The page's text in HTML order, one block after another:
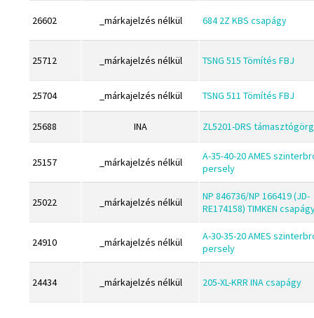
GLY
Goodyear
HCH
Hutchinson
IBC
INA
INT
KBS
KG
KML
EZO
FAG
FAG
FBJ
FK
FKL
Hutchinson
IBB
26602 _márkajelzés nélkül 684 2Z KBS csapágy
25712 _márkajelzés nélkül TSNG 515 Tömítés FBJ
25704 _márkajelzés nélkül TSNG 511 Tömítés FBJ
25688 INA ZL5201-DRS
25157 _márkajelzés nélkül
A-35-40-20 AMES
persely
25022 _márkajelzés nélkül
NP 846736/NP 166419 (JD-
RE174158) TIMKEN
24910 _márkajelzés nélkül
A-30-35-20 AMES
persely
24434 _márkajelzés nélkül 205-XL-KRR INA csapágy